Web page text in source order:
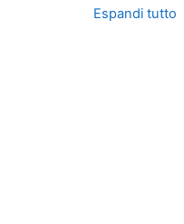
Espandi tutto